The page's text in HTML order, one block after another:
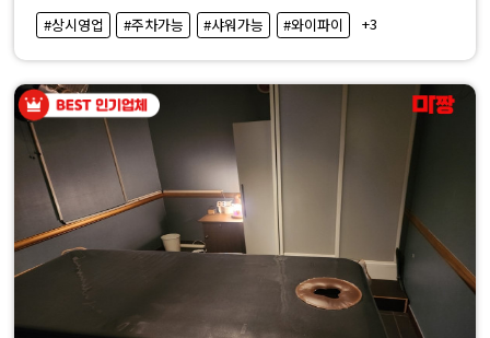
#상시영업 #주차가능 #샤워가능 #와이파이 +3